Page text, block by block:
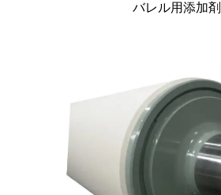
バレル用添加剤